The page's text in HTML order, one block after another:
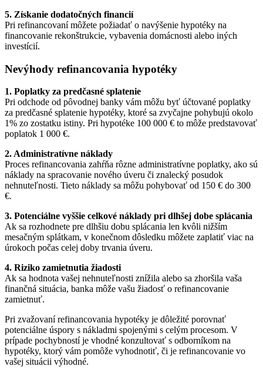
5. Získanie dodatočných financií
Pri refinancovaní môžete požiadať o navýšenie hypotéky na
financovanie rekonštrukcie, vybavenia domácnosti alebo iných
investícií.
Nevýhody refinancovania hypotéky
1. Poplatky za predčasné splatenie
Pri odchode od pôvodnej banky vám môžu byť účtované poplatky
za predčasné splatenie hypotéky, ktoré sa zvyčajne pohybujú okolo
1% zo zostatku istiny. Pri hypotéke 100 000 € to môže predstavovať
poplatok 1 000 €.
2. Administratívne náklady
Proces refinancovania zahŕňa rôzne administratívne poplatky, ako sú
náklady na spracovanie nového úveru či znalecký posudok
nehnuteľnosti. Tieto náklady sa môžu pohybovať od 150 € do 300
€.
3. Potenciálne vyššie celkové náklady pri dlhšej dobe splácania
Ak sa rozhodnete pre dlhšiu dobu splácania len kvôli nižším
mesačným splátkam, v konečnom dôsledku môžete zaplatiť viac na
úrokoch počas celej doby trvania úveru.
4. Riziko zamietnutia žiadosti
Ak sa hodnota vašej nehnuteľnosti znížila alebo sa zhoršila vaša
finančná situácia, banka môže vašu žiadosť o refinancovanie
zamietnuť.
Pri zvažovaní refinancovania hypotéky je dôležité porovnať
potenciálne úspory s nákladmi spojenými s celým procesom. V
prípade pochybností je vhodné konzultovať s odborníkom na
hypotéky, ktorý vám pomôže vyhodnotiť, či je refinancovanie vo
vašej situácii výhodné.